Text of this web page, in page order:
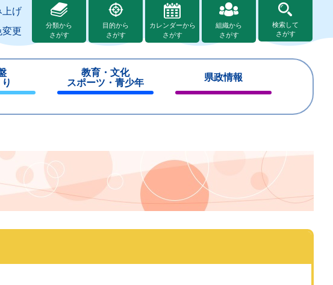
上げ
変更
分類から
さがす
目的から
さがす
カレンダーから
さがす
組織から
さがす
検索して
さがす
教育・文化
スポーツ・青少年
じ
県政情報
じ